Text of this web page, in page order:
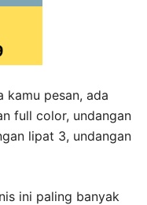
kamu pesan, ada
full color, undangan
lipat 3, undangan
ini paling banyak